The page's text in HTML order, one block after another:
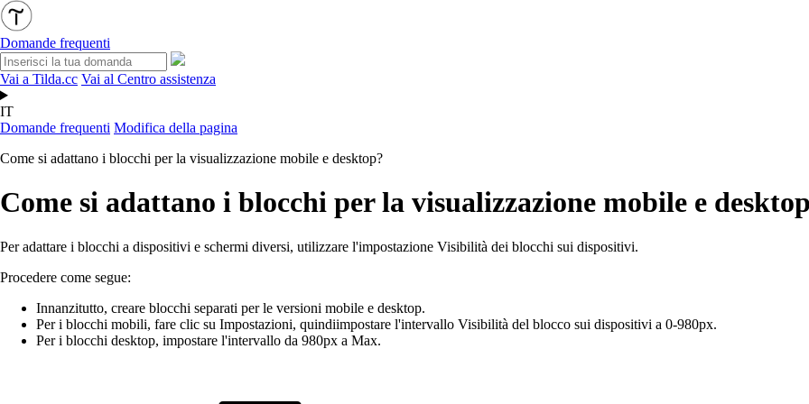
Domande frequenti
Vai a Tilda.cc Vai al Centro assistenza
IT
Domande frequenti Modifica della pagina
Come si adattano i blocchi per la visualizzazione mobile e desktop?
Come si adattano i blocchi per la visualizzazione mobile e
Per adattare i blocchi a dispositivi e schermi diversi, utilizzare l'impostazione Visibilità dei blocchi sui dispositivi.
Procedere come segue:
Innanzitutto, creare blocchi separati per le versioni mobile e desktop.
Per i blocchi mobili, fare clic su Impostazioni, quindiimpostare l'intervallo Visibilità del blocco sui dispositivi a 0-980px.
Per i blocchi desktop, impostare l'intervallo da 980px a Max.